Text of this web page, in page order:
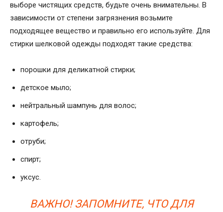
выборе чистящих средств, будьте очень внимательны. В
зависимости от степени загрязнения возьмите
подходящее вещество и правильно его используйте. Для
стирки шелковой одежды подходят такие средства:
порошки для деликатной стирки;
детское мыло;
нейтральный шампунь для волос;
картофель;
отруби;
спирт;
уксус.
ВАЖНО! ЗАПОМНИТЕ, ЧТО ДЛЯ